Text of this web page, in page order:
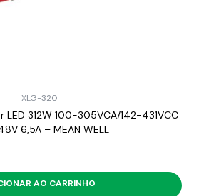
XLG-320
312W 100-305VCA/142-431VCC
6,5A – MEAN WELL
AO CARRINHO